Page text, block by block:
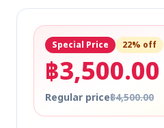
Special Price 22% off
฿3,500.00
Regular price฿4,500.00